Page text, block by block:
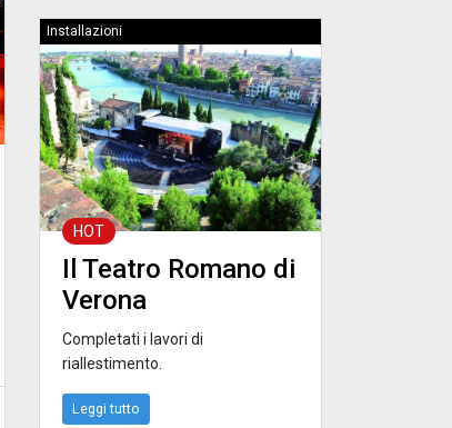
Installazioni
HOT
Il Teatro Romano di
Verona
Completati i lavori di
riallestimento.
Leggi tutto